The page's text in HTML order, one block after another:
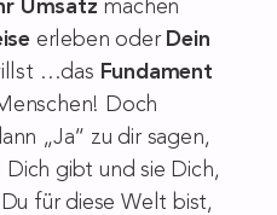
Umsatz machen
erleben oder Dein
…das Fundament
Doch
„Ja“ zu dir sagen,
Dich gibt und sie Dich,
für diese Welt bist,